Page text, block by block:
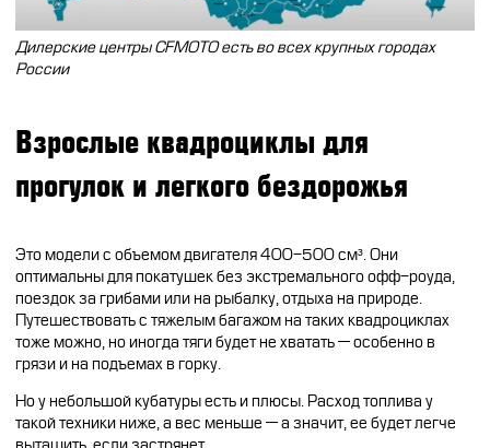
Дилерские центры CFMOTO есть во всех крупных городах
России
Взрослые квадроциклы для
прогулок и легкого бездорожья
Это модели с объемом двигателя 400-500 см³. Они
оптимальны для покатушек без экстремального офф-роуда,
поездок за грибами или на рыбалку, отдыха на природе.
Путешествовать с тяжелым багажом на таких квадроциклах
тоже можно, но иногда тяги будет не хватать — особенно в
грязи и на подъемах в горку.
Но у небольшой кубатуры есть и плюсы. Расход топлива у
такой техники ниже, а вес меньше — а значит, ее будет легче